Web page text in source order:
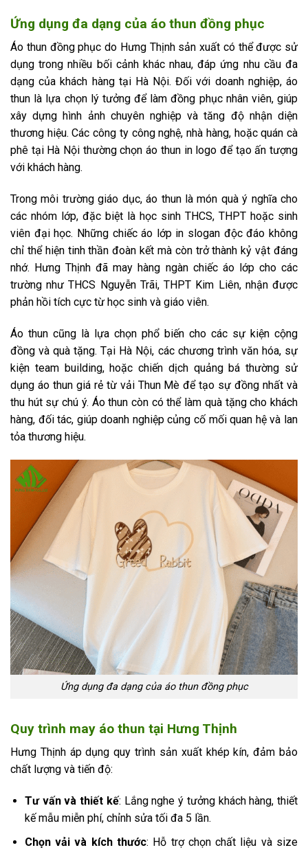
Ứng dụng đa dạng của áo thun đồng phục
Áo thun đồng phục do Hưng Thịnh sản xuất có thể được sử
dụng trong nhiều bối cảnh khác nhau, đáp ứng nhu cầu đa
dạng của khách hàng tại Hà Nội. Đối với doanh nghiệp, áo
thun là lựa chọn lý tưởng để làm đồng phục nhân viên, giúp
xây dựng hình ảnh chuyên nghiệp và tăng độ nhận diện
thương hiệu. Các công ty công nghệ, nhà hàng, hoặc quán cà
phê tại Hà Nội thường chọn áo thun in logo để tạo ấn tượng
với khách hàng.
Trong môi trường giáo dục, áo thun là món quà ý nghĩa cho
các nhóm lớp, đặc biệt là học sinh THCS, THPT hoặc sinh
viên đại học. Những chiếc áo lớp in slogan độc đáo không
chỉ thể hiện tinh thần đoàn kết mà còn trở thành kỷ vật đáng
nhớ. Hưng Thịnh đã may hàng ngàn chiếc áo lớp cho các
trường như THCS Nguyễn Trãi, THPT Kim Liên, nhận được
phản hồi tích cực từ học sinh và giáo viên.
Áo thun cũng là lựa chọn phổ biến cho các sự kiện cộng
đồng và quà tặng. Tại Hà Nội, các chương trình văn hóa, sự
kiện team building, hoặc chiến dịch quảng bá thường sử
dụng áo thun giá rẻ từ vải Thun Mè để tạo sự đồng nhất và
thu hút sự chú ý. Áo thun còn có thể làm quà tặng cho khách
hàng, đối tác, giúp doanh nghiệp củng cố mối quan hệ và lan
tỏa thương hiệu.
Ứng dụng đa dạng của áo thun đồng phục
Quy trình may áo thun tại Hưng Thịnh
Hưng Thịnh áp dụng quy trình sản xuất khép kín, đảm bảo
chất lượng và tiến độ:
Tư vấn và thiết kế: Lắng nghe ý tưởng khách hàng, thiết
kế mẫu miễn phí, chỉnh sửa tối đa 5 lần.
Chọn vải và kích thước: Hỗ trợ chọn chất liệu và size